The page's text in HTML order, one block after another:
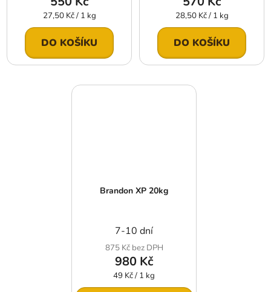
Měrná
cena:
27,50 Kč / 1 kg
DO KOŠÍKU
Měrná
cena:
28,50 Kč / 1 kg
DO KOŠÍKU
Brandon XP 20kg
7-10 dní
875 Kč bez DPH
980 Kč
Měrná
cena:
49 Kč / 1 kg